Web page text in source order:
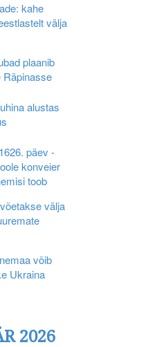
kahe
välja
plaanib
Räpinasse
alustas
päev -
konveier
toob
välja
võib
Ukraina
2026